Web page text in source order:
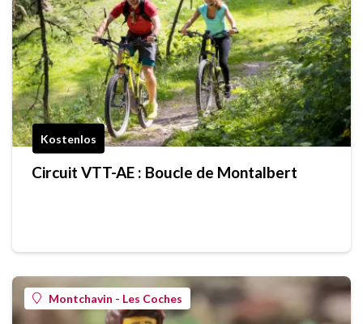
Kostenlos
Circuit VTT-AE : Boucle de Montalbert
Montchavin - Les Coches